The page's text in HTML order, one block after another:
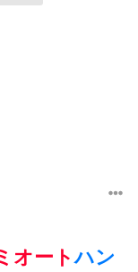
オートハン